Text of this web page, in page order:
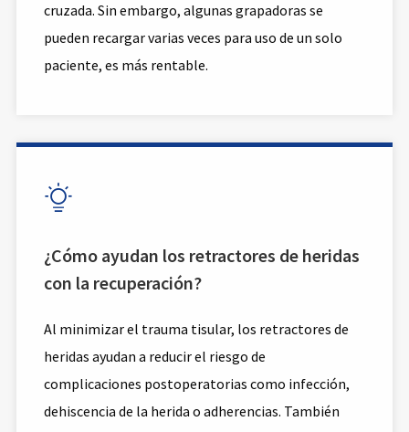
cruzada. Sin embargo, algunas grapadoras se
pueden recargar varias veces para uso de un solo
paciente, es más rentable.

¿Cómo ayudan los retractores de heridas
con la recuperación?
Al minimizar el trauma tisular, los retractores de
heridas ayudan a reducir el riesgo de
complicaciones postoperatorias como infección,
dehiscencia de la herida o adherencias. También